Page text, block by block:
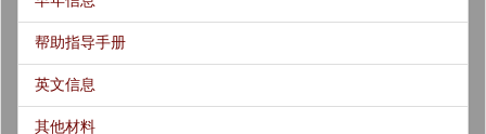
帮助指导手册
英文信息
其他材料